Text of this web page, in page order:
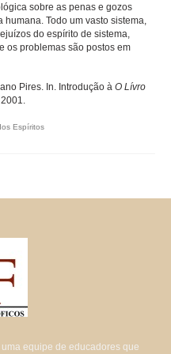
sobre as penas e gozos
Todo um vasto sistema,
do espírito de sistema,
os problemas são postos em
Pires. In. Introdução à O Lívro
Espíritos
equipe de educadores que